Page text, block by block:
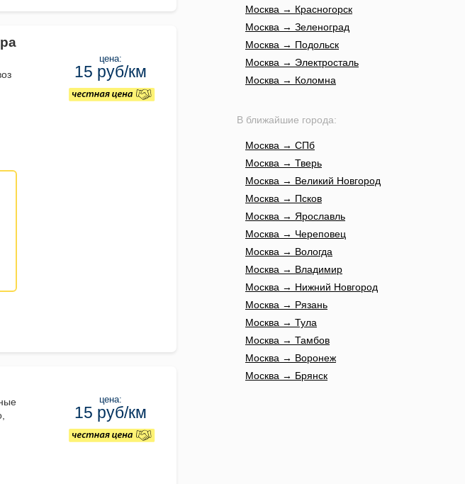
цена:
15 руб/км
цена:
15 руб/км
Москва → Красногорск
Москва → Зеленоград
Москва → Подольск
Москва → Электросталь
Москва → Коломна
В ближайшие города:
Москва → СПб
Москва → Тверь
Москва → Великий Новгород
Москва → Псков
Москва → Ярославль
Москва → Череповец
Москва → Вологда
Москва → Владимир
Москва → Нижний Новгород
Москва → Рязань
Москва → Тула
Москва → Тамбов
Москва → Воронеж
Москва → Брянск